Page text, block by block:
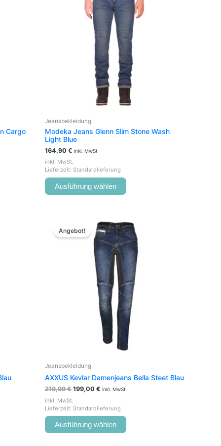
Cargo
Jeansbekleidung
Modeka Jeans Glenn Slim Stone Wash
Light Blue
164,90 € inkl. MwSt
inkl. MwSt.
Lieferzeit: Standardlieferung
Ausführung wählen
mehrere
Varianten
auf.
Die
Optionen
können
auf
der
Produktseite
gewählt
Angebot!
Jeansbekleidung
AXXUS Kevlar Damenjeans Bella Steet Blau
219,99€
Preis
war:
219,99 €
199,00 €
Preis
ist:
199,00 €.
inkl. MwSt
inkl. MwSt.
Lieferzeit: Standardlieferung
Ausführung wählen
Dieses
Produkt
weist
mehrere
Varianten
auf.
Die
Optionen
können
auf
der
Produktseite
gewählt